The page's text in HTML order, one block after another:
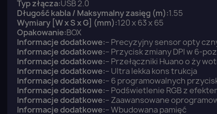
Typ złącza:USB 2.0
Długość kabla / Maksymalny zasięg (m):1.55
Wymiary [W x S x G] (mm):120 x 63 x 65
Opakowanie:BOX
Informacje dodatkowe:– Precyzyjny sensor opty
Informacje dodatkowe:– Przycisk zmiany DPI w 6-
Informacje dodatkowe:– Przełączniki Huano o ży
Informacje dodatkowe:– Ultra lekka kons trukcja
Informacje dodatkowe:– 6 programowalnych
Informacje dodatkowe:– Podświetlenie RGB z
Informacje dodatkowe:– Zaawansowane
Informacje dodatkowe:– Wbudowana pamięć